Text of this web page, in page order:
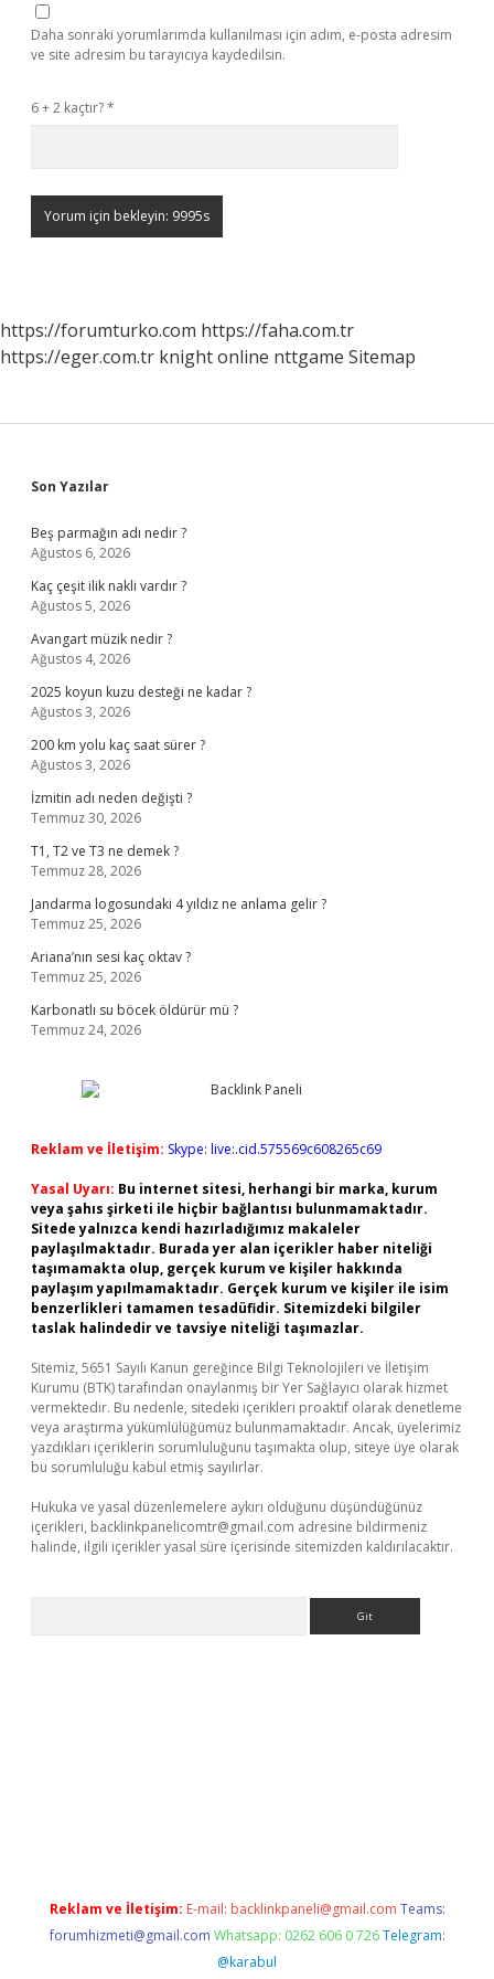
Daha sonraki yorumlarımda kullanılması için adım, e-posta adresim
ve site adresim bu tarayıcıya kaydedilsin.
6 + 2 kaçtır?*
https://forumturko.com https://faha.com.tr
https://eger.com.tr knight online nttgame Sitemap
Sidebar
Son Yazılar
Beş parmağın adı nedir ?
Ağustos 6, 2026
Kaç çeşit ilik nakli vardır ?
Ağustos 5, 2026
Avangart müzik nedir ?
Ağustos 4, 2026
2025 koyun kuzu desteği ne kadar ?
Ağustos 3, 2026
200 km yolu kaç saat sürer ?
Ağustos 3, 2026
İzmitin adı neden değişti ?
Temmuz 30, 2026
T1, T2 ve T3 ne demek ?
Temmuz 28, 2026
Jandarma logosundaki 4 yıldız ne anlama gelir ?
Temmuz 25, 2026
Ariana’nın sesi kaç oktav ?
Temmuz 25, 2026
Karbonatlı su böcek öldürür mü ?
Temmuz 24, 2026
Reklam ve İletişim: Skype: live:.cid.575569c608265c69
Yasal Uyarı: Bu internet sitesi, herhangi bir marka, kurum
veya şahıs şirketi ile hiçbir bağlantısı bulunmamaktadır.
Sitede yalnızca kendi hazırladığımız makaleler
paylaşılmaktadır. Burada yer alan içerikler haber niteliği
taşımamakta olup, gerçek kurum ve kişiler hakkında
paylaşım yapılmamaktadır. Gerçek kurum ve kişiler ile isim
benzerlikleri tamamen tesadüfidir. Sitemizdeki bilgiler
taslak halindedir ve tavsiye niteliği taşımazlar.
Sitemiz, 5651 Sayılı Kanun gereğince Bilgi Teknolojileri ve İletişim
Kurumu (BTK) tarafından onaylanmış bir Yer Sağlayıcı olarak hizmet
vermektedir. Bu nedenle, sitedeki içerikleri proaktif olarak denetleme
veya araştırma yükümlülüğümüz bulunmamaktadır. Ancak, üyelerimiz
yazdıkları içeriklerin sorumluluğunu taşımakta olup, siteye üye olarak
bu sorumluluğu kabul etmiş sayılırlar.
Hukuka ve yasal düzenlemelere aykırı olduğunu düşündüğünüz
içerikleri, backlinkpanelicomtr@gmail.com adresine bildirmeniz
halinde, ilgili içerikler yasal süre içerisinde sitemizden kaldırılacaktır.
Reklam ve İletişim: E-mail: backlinkpaneli@gmail.com Teams:
forumhizmeti@gmail.com Whatsapp: 0262 606 0 726 Telegram:
@karabul